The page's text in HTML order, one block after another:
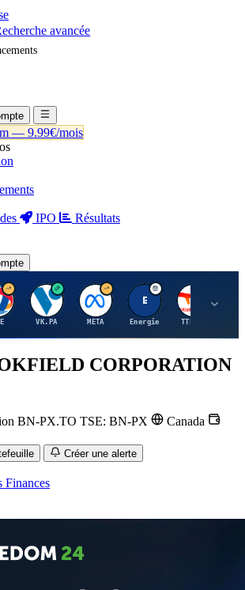
avancée
— 9.99€/mois
IPO
Résultats
V
VK.PA
M
META
E
Energie
T
TTE.PA
CORPORATION
BN-PX.TO TSE: BN-PX
Canada
Créer une alerte
Finances